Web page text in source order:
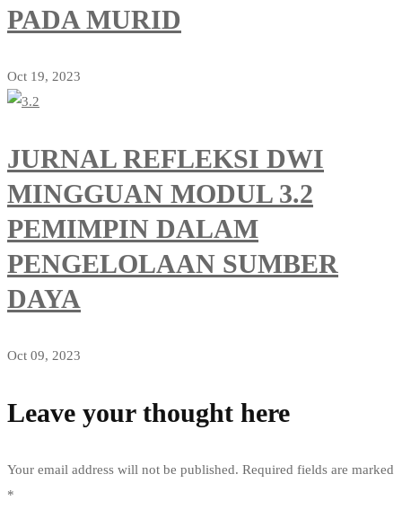
PADA MURID
Oct 19, 2023
JURNAL REFLEKSI DWI
MINGGUAN MODUL 3.2
PEMIMPIN DALAM
PENGELOLAAN SUMBER
DAYA
Oct 09, 2023
Leave your thought here
Your email address will not be published. Required fields are marked
*